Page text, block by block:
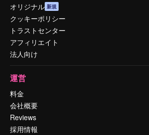
オリジナル 新規
クッキーポリシー
トラストセンター
アフィリエイト
法人向け
運営
料金
会社概要
Reviews
採用情報